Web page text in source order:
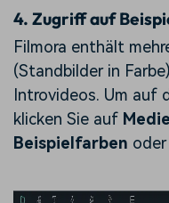
4. Zugriff auf
Filmora enthält
(Standbilder in
Introvideos. Um auf
klicken Sie auf
Beispielfarben oder